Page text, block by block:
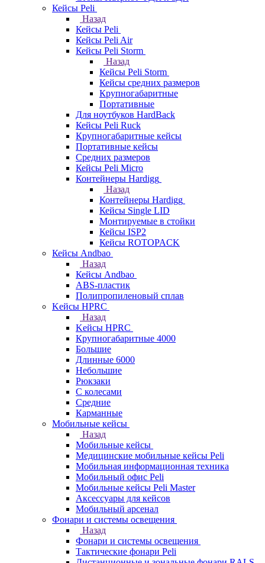
Кейсы Peli
Назад
Кейсы Peli
Кейсы Peli Air
Кейсы Peli Storm
Назад
Кейсы Peli Storm
Кейсы средних размеров
Крупногабаритные
Портативные
Для ноутбуков HardBack
Кейсы Peli Ruck
Крупногабаритные кейсы
Портативные кейсы
Средних размеров
Кейсы Peli Micro
Контейнеры Hardigg
Назад
Контейнеры Hardigg
Кейсы Single LID
Монтируемые в стойки
Кейсы ISP2
Кейсы ROTOPACK
Кейсы Andbao
Назад
Кейсы Andbao
ABS-пластик
Полипропиленовый сплав
Kейсы HPRC
Назад
Kейсы HPRC
Крупногабаритные 4000
Большие
Длинные 6000
Небольшие
Рюкзаки
С колесами
Средние
Карманные
Мобильные кейсы
Назад
Мобильные кейсы
Медицинские мобильные кейсы Peli
Мобильная информационная техника
Мобильный офис Peli
Мобильные кейсы Peli Master
Аксессуары для кейсов
Мобильный арсенал
Фонари и системы освещения
Назад
Фонари и системы освещения
Тактические фонари Peli